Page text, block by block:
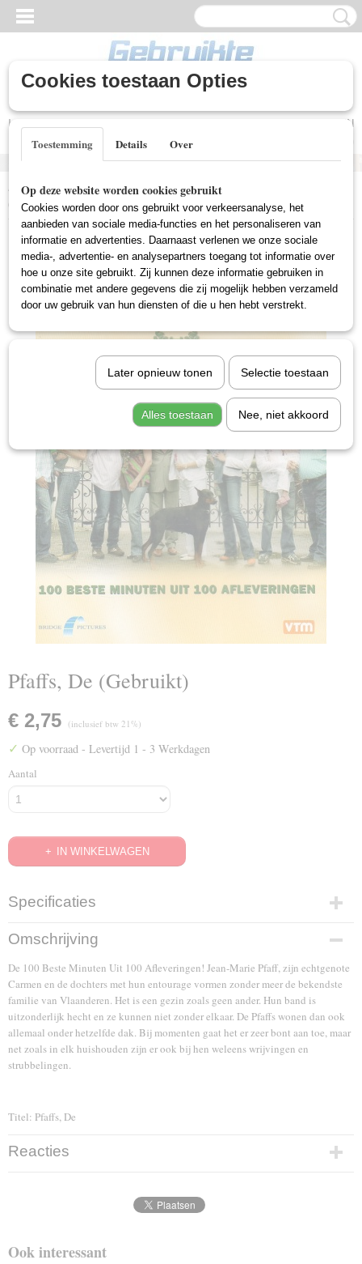
Inloggen
UW WINKELWAGEN
Home >Gebruikte DVD's>Comedy DVD Gebruikt
(Gebruikt)
Pfaffs, De (Gebruikt)
€ 2,75 (inclusief btw 21%)
✓ Op voorraad - Levertijd 1 - 3 Werkdagen
Aantal
IN WINKELWAGEN
Specificaties
EAN code
8711983484375
Omschrijving
De 100 Beste Minuten Uit 100 Afleveringen! Jean-Marie Pfaff, zijn echtgenote
Carmen en de dochters met hun entourage vormen zonder meer de bekendste
familie van Vlaanderen. Het is een gezin zoals geen ander. Hun band is
uitzonderlijk hecht en ze kunnen niet zonder elkaar. De Pfaffs wonen dan ook
allemaal onder hetzelfde dak. Bij momenten gaat het er zeer bont aan toe, maar
net zoals in elk huishouden zijn er ook bij hen weleens wrijvingen en
strubbelingen.
Titel: Pfaffs, De
Reacties
Ook interessant
Cookies toestaan Opties
Toestemming Details Over
Op deze website worden cookies gebruikt
Cookies worden door ons gebruikt voor verkeersanalyse, het
aanbieden van sociale media-functies en het personaliseren van
informatie en advertenties. Daarnaast verlenen we onze sociale
media-, advertentie- en analysepartners toegang tot informatie over
hoe u onze site gebruikt. Zij kunnen deze informatie gebruiken in
combinatie met andere gegevens die zij mogelijk hebben verzameld
door uw gebruik van hun diensten of die u hen hebt verstrekt.
Later opnieuw tonen Selectie toestaan
Alles toestaan Nee, niet akkoord